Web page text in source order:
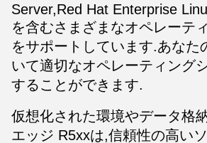
Server,Red Hat Enterprise
を含むさまざまなオペレーテ
をサポートしています.あなた
いて適切なオペレーティング
することができます.
仮想化された環境やデータ格
エッジ R5xxは,信頼性の高い